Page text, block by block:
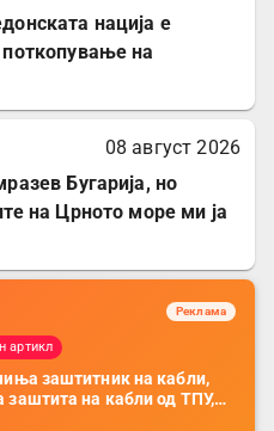
нација е
на
08 август 2026
Бугарија, но
на Црното море ми ја
Реклама
артикл
заштитник на кабли,
заштита на кабли од ТПУ,
на кабли, без